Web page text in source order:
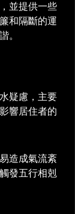
並提供一些
和隔斷的運
。
疑慮，主要
響居住者的
造成氣流紊
發五行相剋